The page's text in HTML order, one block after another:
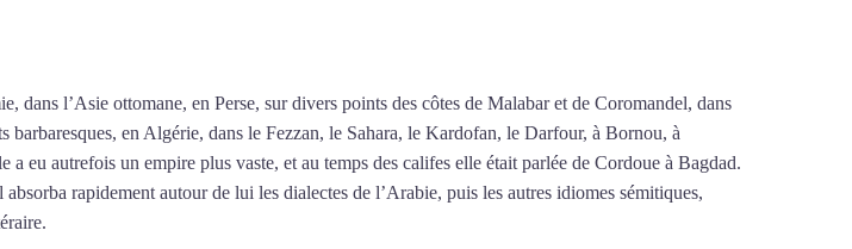
dans l’Asie ottomane, en Perse, sur divers points des côtes de Malabar et de Coromandel, dans
barbaresques, en Algérie, dans le Fezzan, le Sahara, le Kardofan, le Darfour, à Bornou, à
eu autrefois un empire plus vaste, et au temps des califes elle était parlée de Cordoue à Bagdad.
rapidement autour de lui les dialectes de l’Arabie, puis les autres idiomes sémitiques,